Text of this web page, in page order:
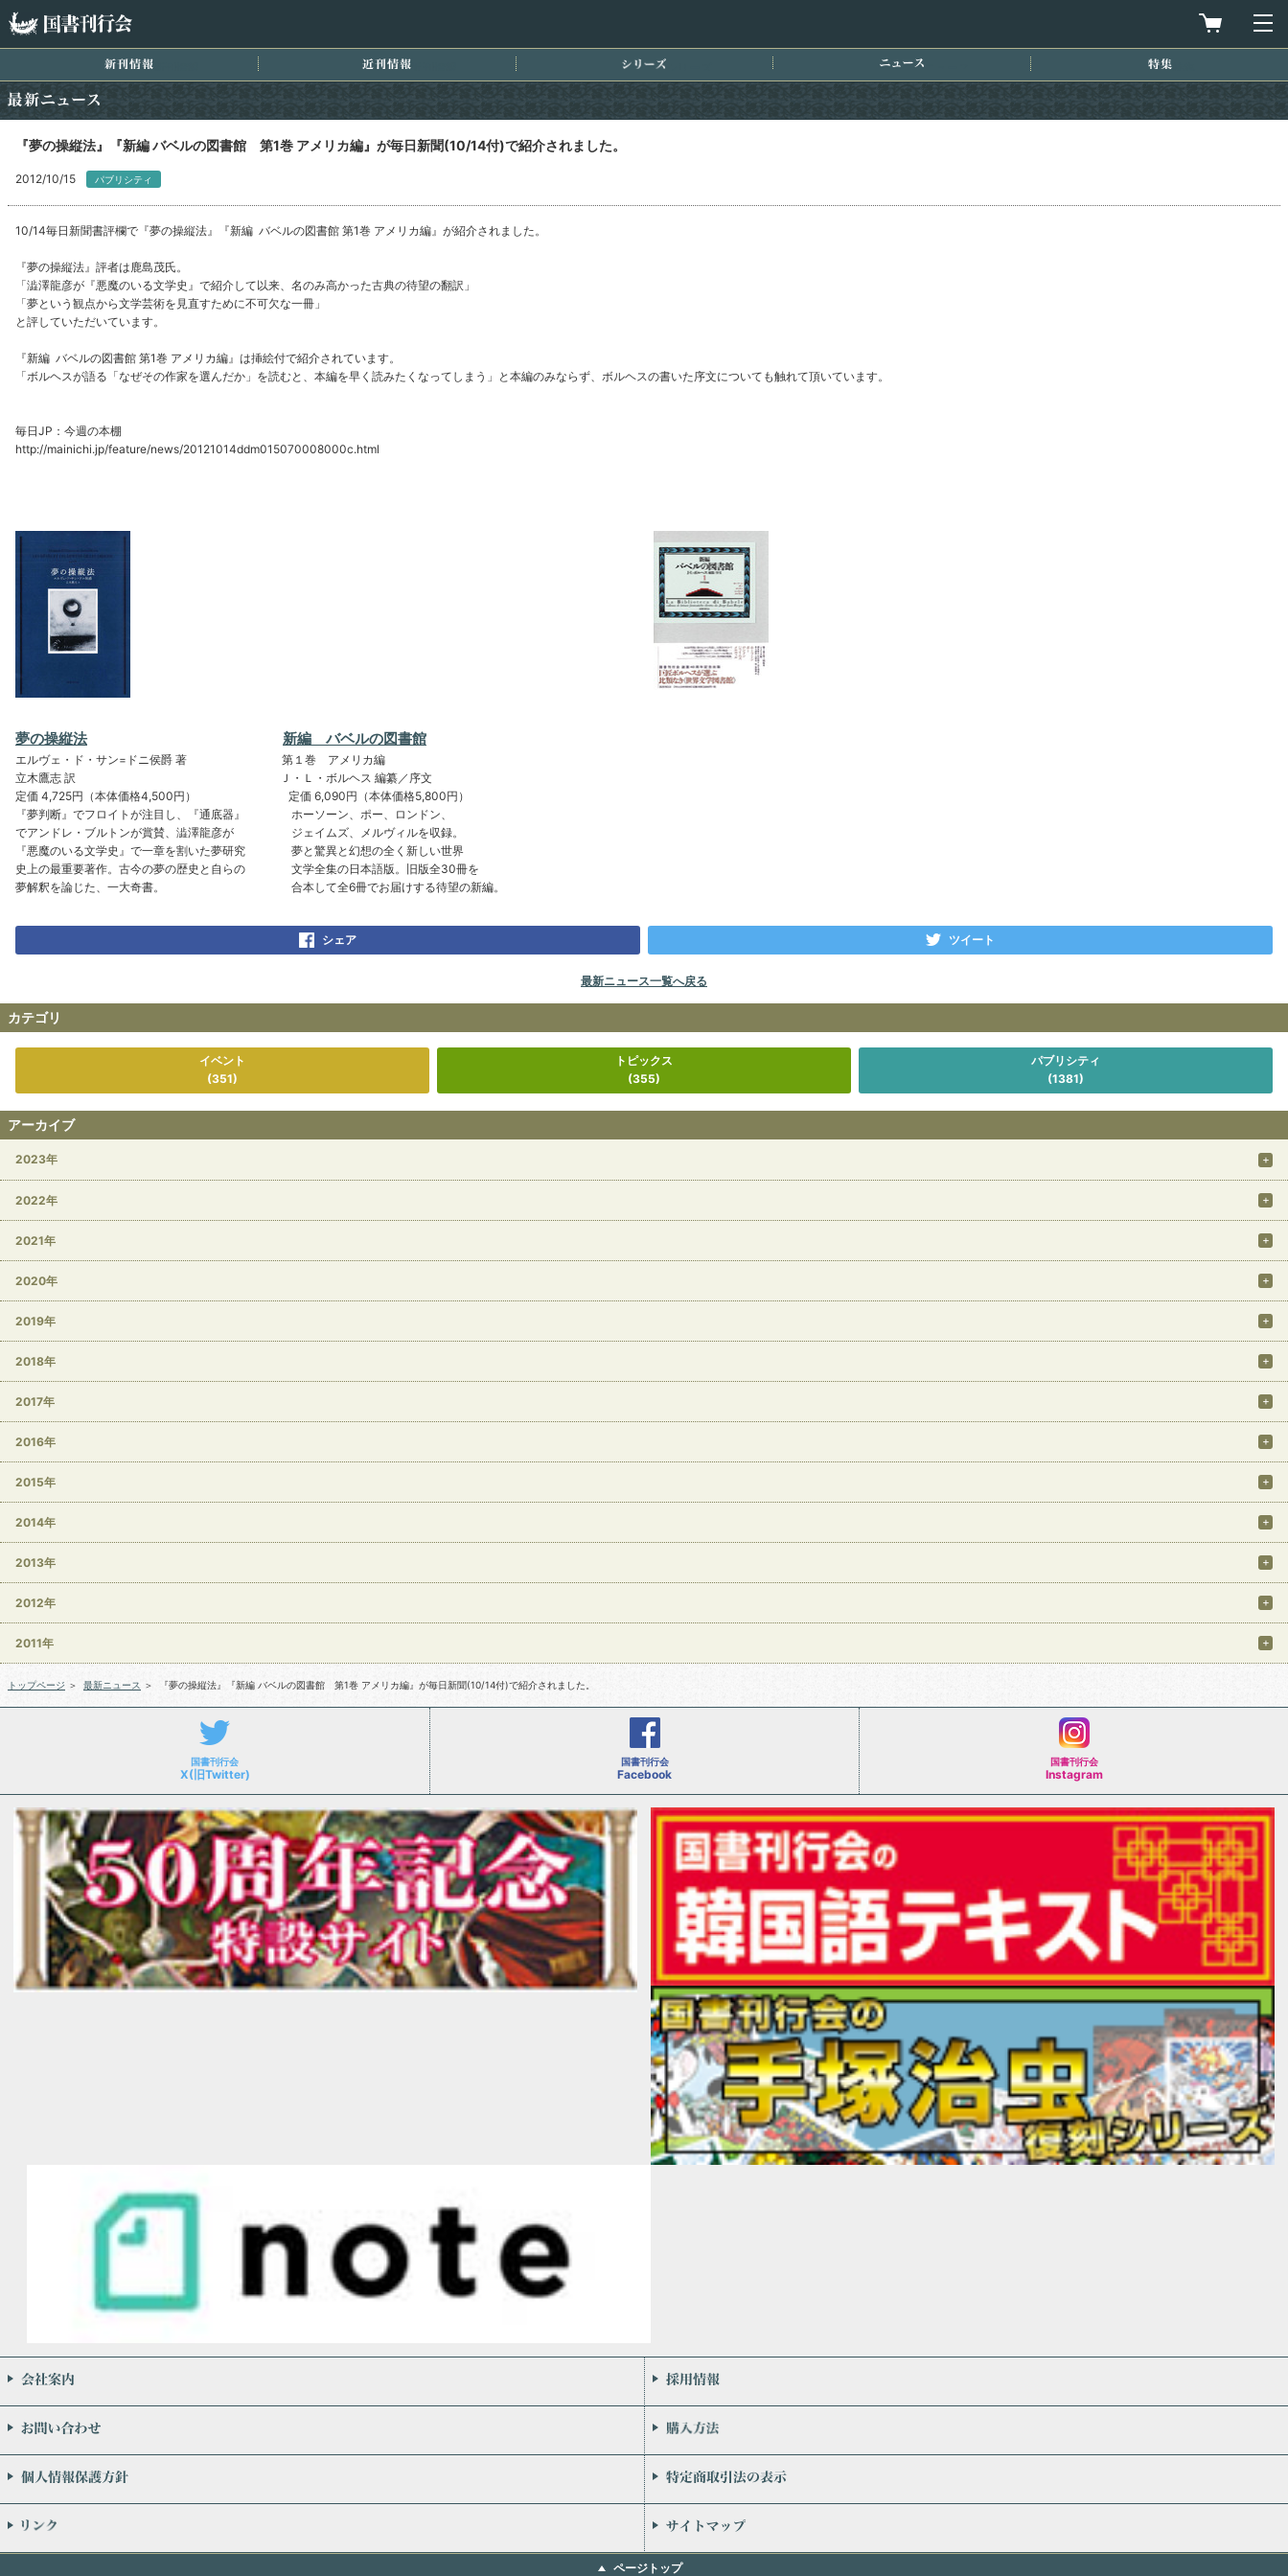
買物カゴを
新刊情報 特集
『夢の操縦法』『新編 バベルの図書館 第1巻 アメリカ編』が毎日新聞(10/14付)で紹介されました。
2012/10/15 パブリシティ
10/14毎日新聞書評欄で『夢の操縦法』『新編 バベルの図書館 第1巻 アメリカ編』が紹介されました。
『夢の操縦法』評者は鹿島茂氏。
「澁澤龍彦が『悪魔のいる文学史』で紹介して以来、名のみ高かった古典の待望の翻訳」
「夢という観点から文学芸術を見直すために不可欠な一冊」
と評していただいています。
『新編 バベルの図書館 第1巻 アメリカ編』は挿絵付で紹介されています。
「ボルヘスが語る「なぜその作家を選んだか」を読むと、本編を早く読みたくなってしまう」と本編のみならず、ボルヘスの書いた序文についても触れて頂いています。
毎日JP：今週の本棚
http://mainichi.jp/feature/news/20121014ddm015070008000c.html
夢の操縦法 新編 バベルの図書館
エルヴェ・ド・サン=ドニ侯爵 著 第１巻 アメリカ編
立木鷹志 訳 Ｊ・Ｌ・ボルヘス 編纂／序文
定価 4,725円（本体価格4,500円） 定価 6,090円（本体価格5,800円）
『夢判断』でフロイトが注目し、『通底器』 ホーソーン、ポー、ロンドン、
でアンドレ・ブルトンが賞賛、澁澤龍彦が ジェイムズ、メルヴィルを収録。
『悪魔のいる文学史』で一章を割いた夢研究 夢と驚異と幻想の全く新しい世界
史上の最重要著作。古今の夢の歴史と自らの 文学全集の日本語版。旧版全30冊を
夢解釈を論じた、一大奇書。 合本して全6冊でお届けする待望の新編。
シェア ツイート
最新ニュース一覧へ戻る
カテゴリ
イベント
(351)
トピックス
(355)
パブリシティ
(1381)
アーカイブ
2023年
2022年
2021年
2020年
2019年
2018年
2017年
2016年
2015年
2014年
2013年
2012年
2011年
トップページ ＞ 最新ニュース ＞ 『夢の操縦法』『新編 バベルの図書館 第1巻 アメリカ編』が毎日新聞(10/14付)で紹介されました。
国書刊行会
X(旧Twitter)
国書刊行会
Facebook
国書刊行会
Instagram
会社案内
お問い合わせ
個人情報保護方針
リンク
ページトップ